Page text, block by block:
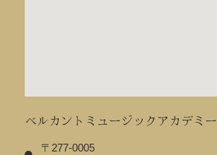
ベルカントミュージックアカデミー
〒277-0005